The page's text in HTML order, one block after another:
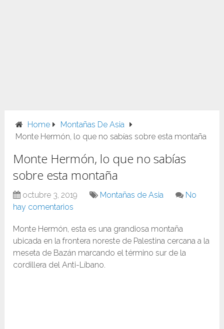
Home
Montañas De Asia
Monte Hermón, lo que no sabías sobre esta montaña
Monte Hermón, lo que no sabías
sobre esta montaña
octubre 3, 2019 Montañas de Asia
No
hay comentarios
Monte Hermón, esta es una grandiosa montaña
ubicada en la frontera noreste de Palestina cercana a la
meseta de Bazán marcando el término sur de la
cordillera del Anti-Líbano.